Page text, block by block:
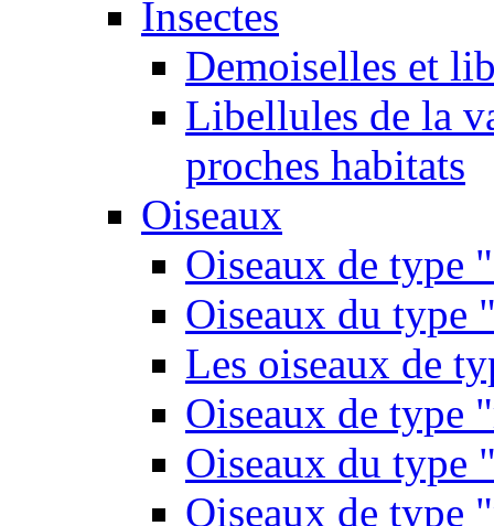
Insectes
Demoiselles et
Libellules de la
proches habitats
Oiseaux
Oiseaux de type
Oiseaux du type
Les oiseaux de
Oiseaux de type
Oiseaux du type
Oiseaux de type